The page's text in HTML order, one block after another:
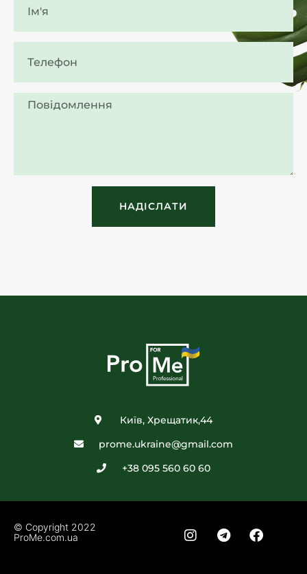
НАДІСЛАТИ
Київ, Хрещатик,44
prome.ukraine@gmail.com
+38 095 560 60 60
© Copyright 2022
ProMe.com.ua